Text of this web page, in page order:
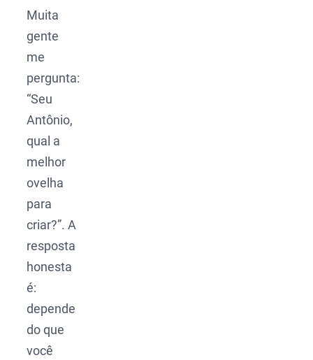
Muita
gente
me
pergunta:
“Seu
Antônio,
qual a
melhor
ovelha
para
criar?”. A
resposta
honesta
é:
depende
do que
você